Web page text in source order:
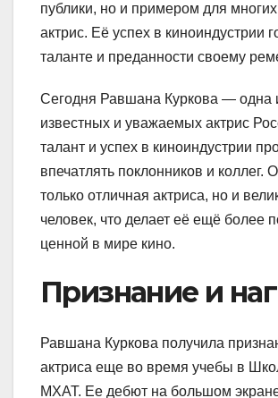
публики, но и примером для
актрис. Её успех в киноиндустрии
таланте и преданности своему
Сегодня Равшана Куркова — одна
известных и уважаемых актрис
талант и успех в киноиндустрии
впечатлять поклонников и коллег.
только отличная актриса, но и
человек, что делает её ещё более
ценной в мире кино.
Признание и
Равшана Куркова получила
актриса еще во время учебы в
МХАТ. Ее дебют на большом